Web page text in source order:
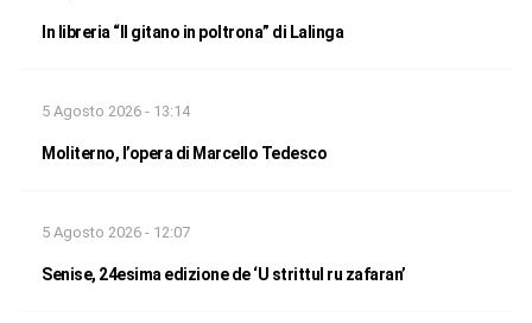
In libreria “Il gitano in poltrona” di Lalinga
5 Agosto 2026 - 13:14
Moliterno, l’opera di Marcello Tedesco
5 Agosto 2026 - 12:07
Senise, 24esima edizione de ‘U strittul ru zafaran’